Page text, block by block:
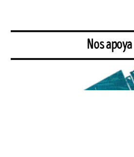
Nos apoya